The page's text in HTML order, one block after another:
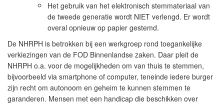
Het gebruik van het elektronisch stemmateriaal van
de tweede generatie wordt NIET verlengd. Er wordt
overal opnieuw op papier gestemd.
De NHRPH is betrokken bij een werkgroep rond toegankelijke
verkiezingen van de FOD Binnenlandse zaken. Daar pleit de
NHRPH o.a. voor de mogelijkheden om van thuis te stemmen,
bijvoorbeeld via smartphone of computer, teneinde iedere burger
zijn recht om autonoom en geheim te kunnen stemmen te
garanderen. Mensen met een handicap die beschikken over